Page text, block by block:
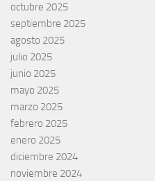
octubre 2025
septiembre 2025
agosto 2025
julio 2025
junio 2025
mayo 2025
marzo 2025
febrero 2025
enero 2025
diciembre 2024
noviembre 2024